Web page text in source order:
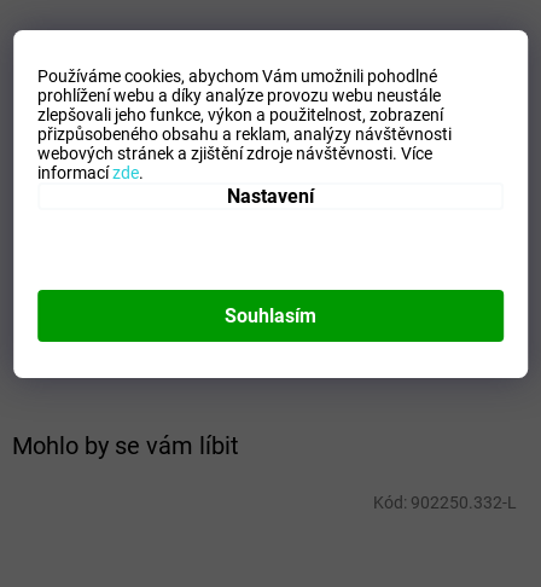
Používáme cookies, abychom Vám umožnili pohodlné
prohlížení webu a díky analýze provozu webu neustále
zlepšovali jeho funkce, výkon a použitelnost,zobrazení
přizpůsobeného obsahu a reklam, analýzy návštěvnosti
webových stránek a zjištění zdroje návštěvnosti.Více
informacízde.
Nastavení
Souhlasím
Mohlo by se vám líbit
Kód: 902250.332-L
Doplňkové parametry
Kategorie:
Dámské tílka
EAN:
Sport:
Tenis
100% Polyester